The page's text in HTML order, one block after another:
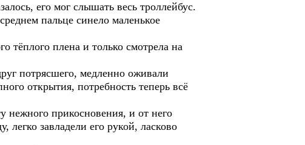
его мог слышать весь троллейбус.
пальце синело маленькое
тёплого плена и только смотрела на
потрясшего, медленно оживали
открытия, потребность теперь всё
нежного прикосновения, и от него
завладели его рукой, ласково